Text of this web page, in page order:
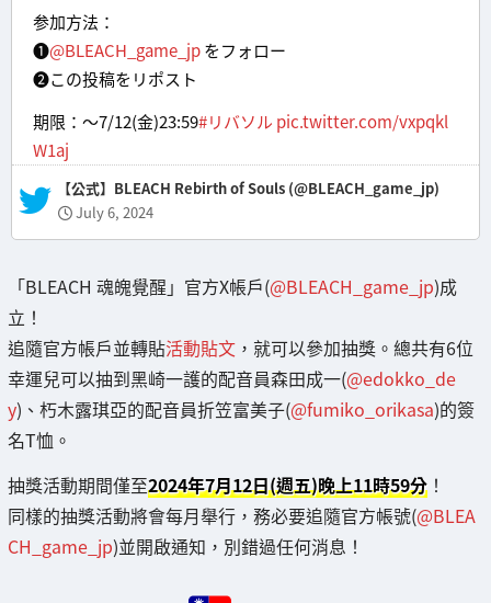
参加方法：
❶@BLEACH_game_jpをフォロー
❷この投稿をリポスト
期限：〜7/12(金)23:59#リバソル pic.twitter.com/vxpqkl
W1aj
— 【公式】BLEACH Rebirth of Souls (@BLEACH_game_jp)
July 6, 2024
「BLEACH 魂魄覺醒」官方X帳戶(@BLEACH_game_jp)成
立！
追隨官方帳戶並轉貼活動貼文 ，就可以參加抽獎。總共有6位
幸運兒可以抽到黑崎一護的配音員森田成一(@edokko_de
y)、朽木露琪亞的配音員折笠富美子(@fumiko_orikasa)的簽
名T恤。
抽獎活動期間僅至2024年7月12日(週五)晚上11時59分 ！
同樣的抽獎活動將會每月舉行，務必要追隨官方帳號(@BLEA
CH_game_jp)並開啟通知，別錯過任何消息！